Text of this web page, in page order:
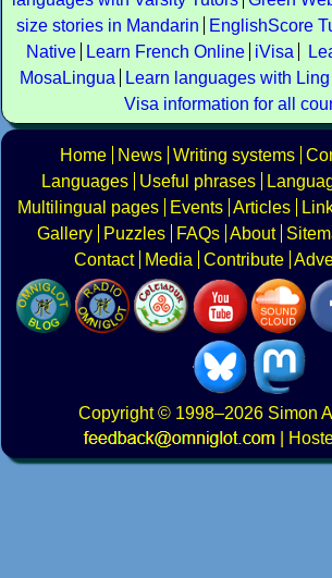
size stories in Mandarin
EnglishScore
Native
Learn French Online iVisa
MosaLingua
Learn languages with Ling
Visa information for all
Home News Writing systems
Languages
Useful phrases
Multilingual pages
Events Articles
Gallery
Puzzles FAQs About
Contact
Media Contribute
Copyright© 1998–2026 Simon
|